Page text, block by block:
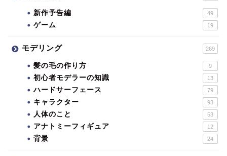
新作予告編 49
ゲーム 19
モデリング 269
髪の毛の作り方 9
初心者モデラーの知識 13
ハードサーフェース 79
キャラクター 93
人体のこと 53
アナトミーフィギュア 12
背景 24